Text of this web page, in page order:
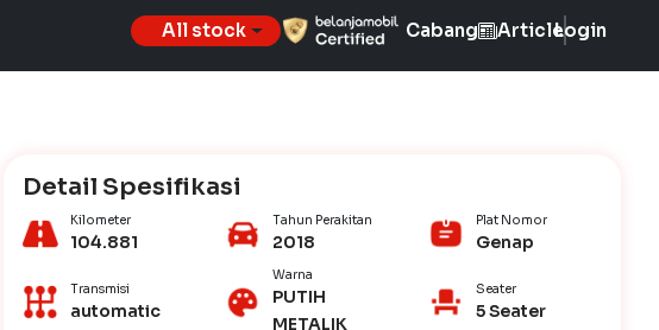
All stock Cabang ArticleLogin
Detail Spesifikasi
Kilometer
104.881
Tahun Perakitan
2018
Plat Nomor
Genap
Transmisi
automatic
Warna
PUTIH
METALIK
Seater
5 Seater